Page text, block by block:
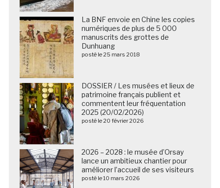
La BNF envoie en Chine les copies
numériques de plus de 5 000
manuscrits des grottes de
Dunhuang
posté le 25 mars 2018
DOSSIER / Les musées et lieux de
patrimoine français publient et
commentent leur fréquentation
2025 (20/02/2026)
posté le 20 février 2026
2026 – 2028 : le musée d’Orsay
lance un ambitieux chantier pour
améliorer l’accueil de ses visiteurs
posté le 10 mars 2026